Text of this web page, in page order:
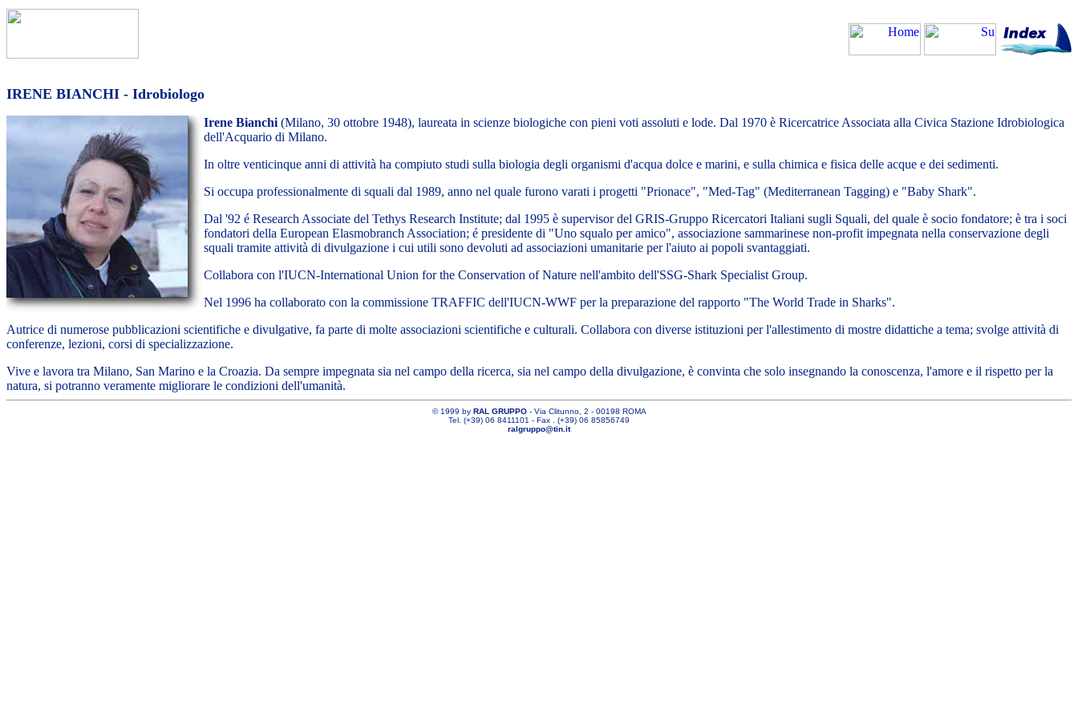
IRENE BIANCHI - Idrobiologo
Irene Bianchi (Milano, 30 ottobre 1948), laureata in scienze biologiche con pieni voti assoluti e lode. Dal 1970 è Ricercatrice Associata alla Civica Stazione Idrobiologica
dell'Acquario di Milano.
In oltre venticinque anni di attività ha compiuto studi sulla biologia degli organismi d'acqua dolce e marini, e sulla chimica e fisica delle acque e dei sedimenti.
Si occupa professionalmente di squali dal 1989, anno nel quale furono varati i progetti "Prionace", "Med-Tag" (Mediterranean Tagging) e "Baby Shark".
Dal '92 é Research Associate del Tethys Research Institute; dal 1995 è supervisor del GRIS-Gruppo Ricercatori Italiani sugli Squali, del quale è socio fondatore; è tra i soci
fondatori della European Elasmobranch Association; é presidente di "Uno squalo per amico", associazione sammarinese non-profit impegnata nella conservazione degli
squali tramite attività di divulgazione i cui utili sono devoluti ad associazioni umanitarie per l'aiuto ai popoli svantaggiati.
Collabora con l'IUCN-International Union for the Conservation of Nature nell'ambito dell'SSG-Shark Specialist Group.
Nel 1996 ha collaborato con la commissione TRAFFIC dell'IUCN-WWF per la preparazione del rapporto "The World Trade in Sharks".
Autrice di numerose pubblicazioni scientifiche e divulgative, fa parte di molte associazioni scientifiche e culturali. Collabora con diverse istituzioni per l'allestimento di mostre didattiche a tema; svolge attività di
conferenze, lezioni, corsi di specializzazione.
Vive e lavora tra Milano, San Marino e la Croazia. Da sempre impegnata sia nel campo della ricerca, sia nel campo della divulgazione, è convinta che solo insegnando la conoscenza, l'amore e il rispetto per la
natura, si potranno veramente migliorare le condizioni dell'umanità.
©1999 by RAL GRUPPO- Via Clitunno, 2 - 00198 ROMA
Tel. (+39) 06 8411101 - Fax . (+39) 06 85856749
ralgruppo@tin.it